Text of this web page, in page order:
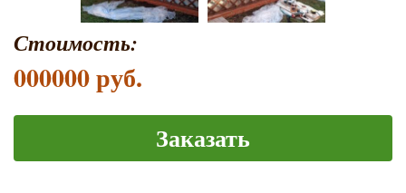
Стоимость:
000000 руб.
Заказать